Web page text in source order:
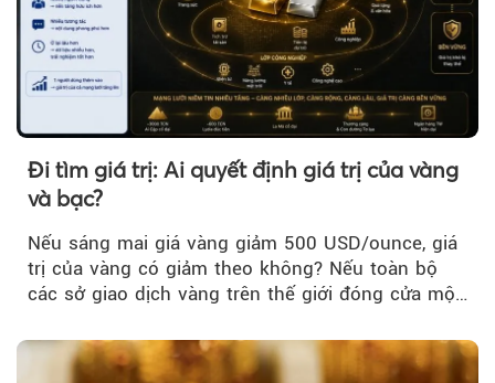
Đi tìm giá trị: Ai quyết định giá trị của vàng
và bạc?
Nếu sáng mai giá vàng giảm 500 USD/ounce, giá
trị của vàng có giảm theo không? Nếu toàn bộ
các sở giao dịch vàng trên thế giới đóng cửa một